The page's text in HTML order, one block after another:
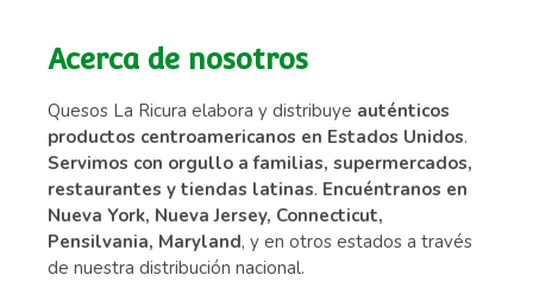
Acerca de nosotros
Quesos La Ricura elabora y distribuye auténticos
productos centroamericanos en Estados Unidos.
Servimos con orgullo a familias, supermercados,
restaurantes y tiendas latinas. Encuéntranos en
Nueva York, Nueva Jersey, Connecticut,
Pensilvania, Maryland, y en otros estados a través
de nuestra distribución nacional.